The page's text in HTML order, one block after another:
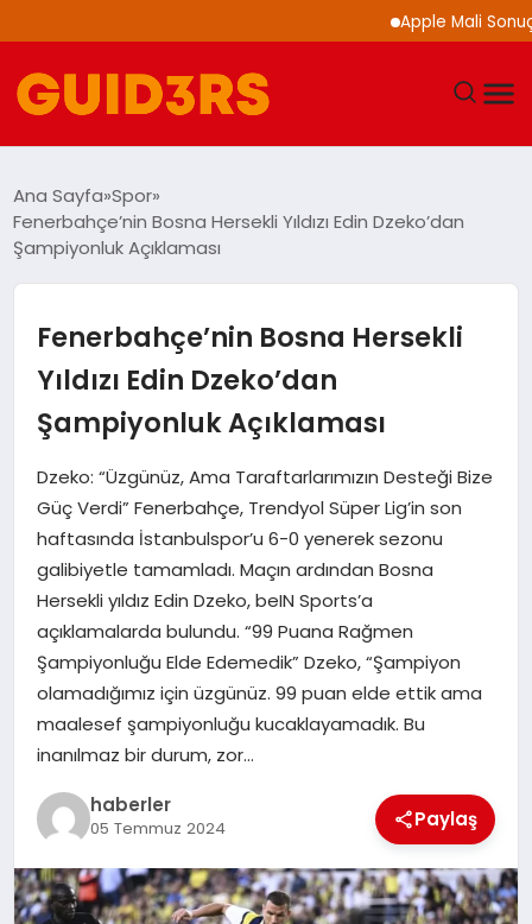
Apple Mali
YAŞAM
SAĞLIK
EKONOMI
MAGAZIN
EĞITIM
Ana Sayfa Spor
Fenerbahçe’nin Bosna Hersekli Yıldızı Edin Dzeko’dan
Şampiyonluk Açıklaması
Fenerbahçe’nin Bosna Hersekli
Yıldızı Edin Dzeko’dan
Şampiyonluk Açıklaması
Dzeko: “Üzgünüz, Ama Taraftarlarımızın Desteği Bize
Güç Verdi” Fenerbahçe, Trendyol Süper Lig’in son
haftasında İstanbulspor’u 6-0 yenerek sezonu
galibiyetle tamamladı. Maçın ardından Bosna
Hersekli yıldız Edin Dzeko, beIN Sports’a
açıklamalarda bulundu. “99 Puana Rağmen
Şampiyonluğu Elde Edemedik” Dzeko, “Şampiyon
olamadığımız için üzgünüz. 99 puan elde ettik ama
maalesef şampiyonluğu kucaklayamadık. Bu
inanılmaz bir durum, zor…
haberler
05 Temmuz 2024 Paylaş